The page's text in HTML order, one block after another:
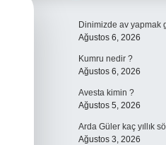
Dinimizde av yapmak
Ağustos 6, 2026
Kumru nedir ?
Ağustos 6, 2026
Avesta kimin ?
Ağustos 5, 2026
Arda Güler kaç yıllık
Ağustos 3, 2026